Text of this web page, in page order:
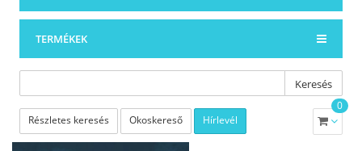
TERMÉKEK
Keresés
Részletes keresés Okoskereső Hírlevél
0